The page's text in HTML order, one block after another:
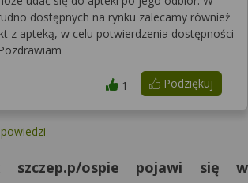
dostępnych na rynku zalecamy również
z apteką, w celu potwierdzenia dostępności
Podziękuj
1
szczep.p/ospie pojawi się w